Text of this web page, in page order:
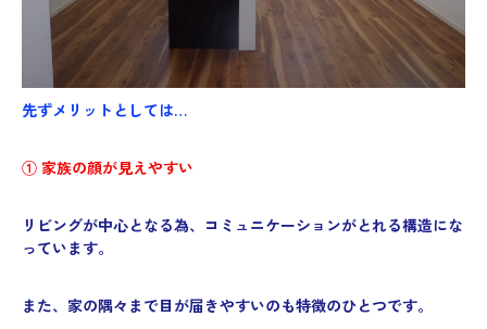
先ずメリットとしては…
① 家族の顔が見えやすい
リビングが中心となる為、 コミュニケーションがとれる構造にな
っています。
また、家の隅々まで目が届きやすいのも特徴のひとつです。